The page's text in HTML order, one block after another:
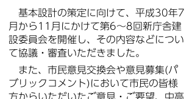
基本設計の策定に向けて、平成30年7
月から11月にかけて第6～8回新庁舎建
設委員会を開催し、その内容などについ
て協議・審査いただきました。
また、市民意見交換会や意見募集(パ
ブリックコメント)において市民の皆様
方からいただいたご意見・ご要望、中高